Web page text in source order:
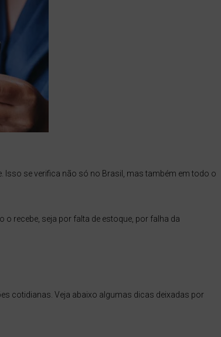
se verifica não só no Brasil, mas também em todo o
recebe, seja por falta de estoque, por falha da
cotidianas. Veja abaixo algumas dicas deixadas por